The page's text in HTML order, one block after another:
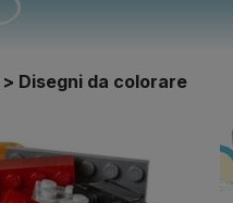
> Disegni da colorare